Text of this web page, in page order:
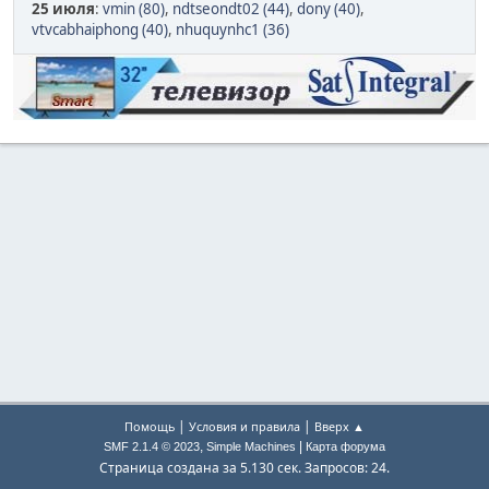
25 июля: vmin (80), ndtseondt02 (44), dony (40),
vtvcabhaiphong (40), nhuquynhc1 (36)
Помощь | Условия и правила | Вверх ▲
SMF 2.1.4 © 2023, Simple Machines Карта форума
Страница создана за 5.130 сек. Запросов: 24.